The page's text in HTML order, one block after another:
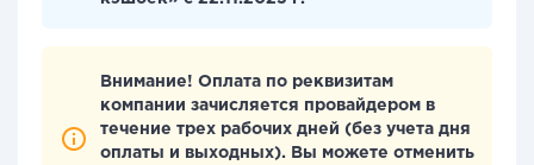
Внимание! Оплата по реквизитам
компании зачисляется провайдером в
течение трех рабочих дней (без учета дня
оплаты и выходных). Вы можете отменить